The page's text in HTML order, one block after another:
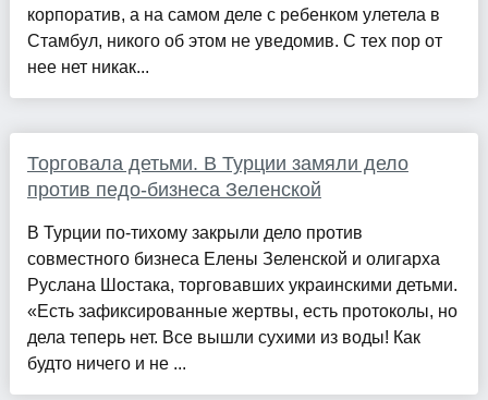
корпоратив, а на самом деле с ребенком улетела в
Стамбул, никого об этом не уведомив. С тех пор от
нее нет никак...
Торговала детьми. В Турции замяли дело
против педо-бизнеса Зеленской
В Турции по-тихому закрыли дело против
совместного бизнеса Елены Зеленской и олигарха
Руслана Шостака, торговавших украинскими детьми.
«Есть зафиксированные жертвы, есть протоколы, но
дела теперь нет. Все вышли сухими из воды! Как
будто ничего и не ...